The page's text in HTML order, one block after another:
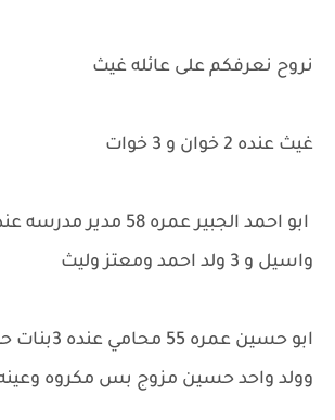
نروح نعرفكم على عائله غيث
غيث عنده 2 خوان و 3 خوات
واسيل و 3 ولد احمد ومعتز وليث
ابو حسين عمره
وولد واحد حسين مزوج بس مكروه